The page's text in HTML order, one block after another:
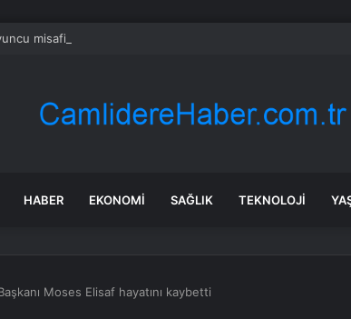
misafirhaneye yerleşti! Tarık Papuççuoğlu bir göz odada
HABER EKONOMI SAĞLIK TEKNOLOJI
Moses Elisaf hayatını kaybetti